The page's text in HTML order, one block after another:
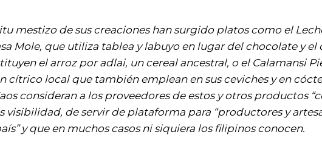
mestizo de sus creaciones han surgido platos como el
Mole, que utiliza tablea y labuyo en lugar del chocolate y
el arroz por adlai, un cereal ancestral, o el Calamansi
cítrico local que también emplean en sus ceviches y en
consideran a los proveedores de estos y otros productos
visibilidad, de servir de plataforma para “productores y
y que en muchos casos ni siquiera los filipinos conocen.